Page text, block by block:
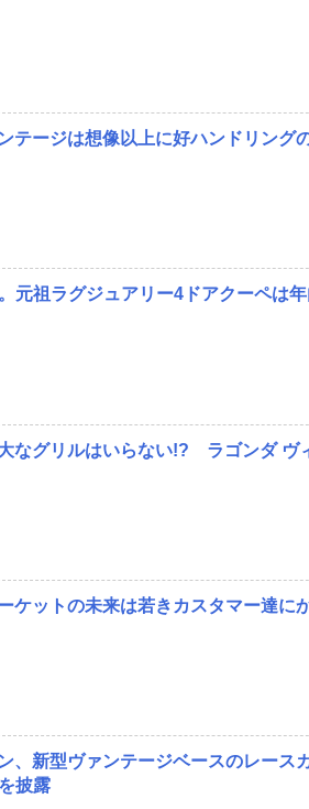
テージは想像以上に好ハンドリング
元祖ラグジュアリー4ドアクーペは年
なグリルはいらない!? ラゴンダ ヴ
ケットの未来は若きカスタマー達に
、新型ヴァンテージベースのレース
披露